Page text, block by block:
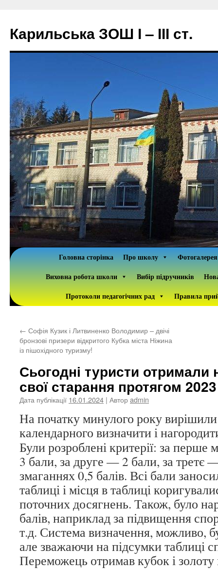
вмісту
Карильська ЗОШ І – ІІІ ст.
Головна сторінка Про школу
Фотогалерея
Виховна робота школи
Вибір підручників
Протоколи педагогічних рад
Правила
← Софія Кузик і Литвиненко Володимир – двічі
бронзові призери відкритого Кубка міста Ніжина
із пішохідного туризму!
Сьогодні туристи отримали
свої старання протягом
Дата публікації 16.01.2024 | Авторadmin
На початку минулого року
календарного визначити і
Були розроблені критерії: за
3 бали, за друге — 2 бали, за третє
змаганнях 0,5 балів. Всі бали
таблиці і місця в таблиці
поточних досягнень. Також, було
балів, наприклад за підвищення
т.д. Система визначення, можливо,
але зважаючи на підсумки таблиці
Переможець отримав кубок і золоту